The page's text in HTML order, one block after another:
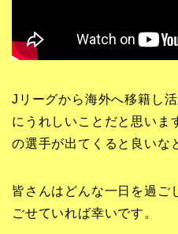
Jリーグから海外へ移籍し
にうれしいことだと思いま
の選手が出てくると良いな
皆さんはどんな一日を過ご
ごせていれば幸いです。